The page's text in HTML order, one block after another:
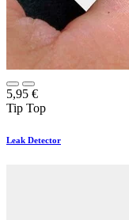
5,95 €
Tip Top
Leak Detector